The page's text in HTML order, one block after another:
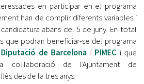
en participar en el programa
han de complir diferents variables i
abans del 5 de juny. En total
que podran beneficiar-se del programa
Diputació de Barcelona i PIMEC i que
col·laboració de l'Ajuntament de
des de fa tres anys.